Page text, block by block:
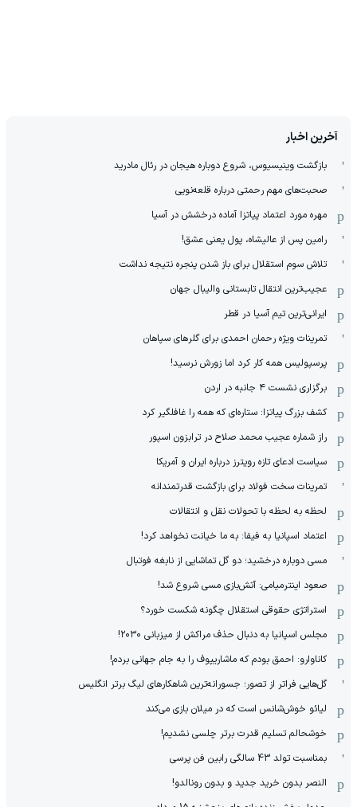
آخرین اخبار
بازگشت وینیسیوس، شروع دوباره هیجان در رئال مادرید
صحبت‌های مهم رحمتی درباره قلعه‌نویی
مهره مورد اعتماد پیاتزا آماده درخشش در آسیا
رامین پس از عالیشاه، پول یعنی عشق!
تلاش سوم استقلال برای باز شدن پنجره نتیجه نداشت
عجیب‌ترین انتقال تابستانی والیبال جهان
ایرانی‌ترین تیم آسیا در قطر
تمرینات ویژه رحمان احمدی برای گلرهای سپاهان
پرسپولیس همه کار کرد اما زورش نرسید!
برگزاری نشست ۴ جانبه در اردن
کشف بزرگ پیاتزا: ستاره‌ای که همه را غافلگیر کرد
راز شماره عجیب محمد صلاح در ترابزون اسپور
سیاست ادعای تازه رویترز درباره ایران و آمریکا
تمرینات سخت فولاد برای بازگشت قدرتمندانه
لحظه به لحظه با تحولات نقل و انتقالات
اعتماد اسپانیا به فیفا: به ما خیانت نخواهد کرد!
مسی دوباره درخشید؛ دو گل تماشایی از نابغه فوتبال
صعود اینترمیامی: آتش‌بازی مسی شروع شد!
استراتژی حقوقی استقلال چگونه شکست خورد؟
مجلس اسپانیا به دنبال حذف مراکش از میزبانی ۲۰۳۰!
کاناوارو: احمق بودم که ماشاریپوف را به جام جهانی بردم!
گل‌هایی فراتر از تصور؛ جسورانه‌ترین شاهکارهای لیگ برتر انگلیس
لیائو خوش‌شانس است که در میلان بازی می‌کند
خوشحالم تسلیم قدرت برتر چلسی نشدیم!
بمناسبت تولد 43 سالگی رابین فن پرسی
النصر بدون خرید جدید و بدون رونالدو!